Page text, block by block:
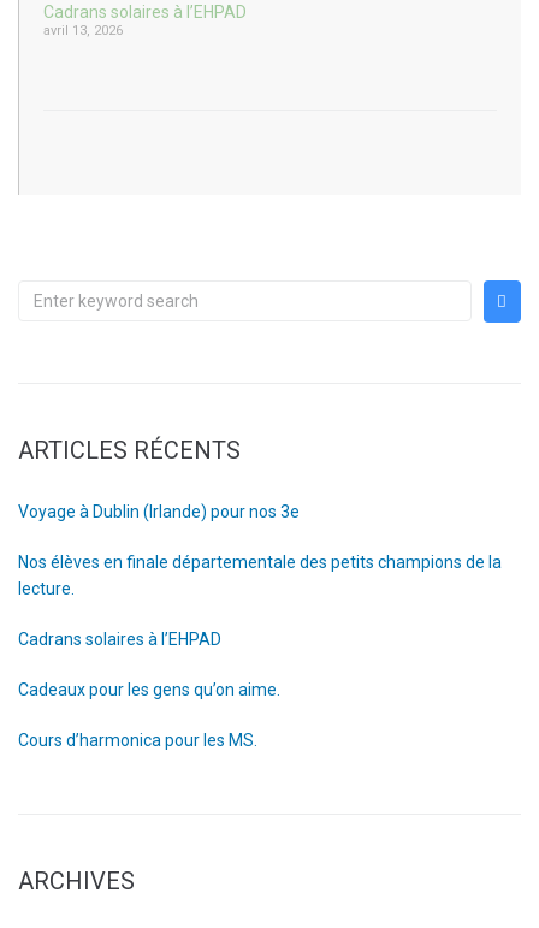
Cadrans solaires à l’EHPAD
avril 13, 2026
ARTICLES RÉCENTS
Voyage à Dublin (Irlande) pour nos 3e
Nos élèves en finale départementale des petits champions de la
lecture.
Cadrans solaires à l’EHPAD
Cadeaux pour les gens qu’on aime.
Cours d’harmonica pour les MS.
ARCHIVES